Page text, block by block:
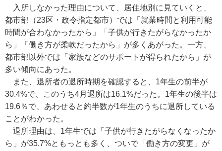
入所しなかった理由について、居住地別に見ていくと、
都市部（23区・政令指定都市）では「就業時間と利用可能
時間が合わなかったから」「子供が行きたがらなかったか
ら」「働き方が柔軟だったから」が多くあがった。一方、
都市部以外では「家族などのサポートが得られたから」が
多い傾向にあった。
また、退所者の退所時期を確認すると、1年生の前半が
30.4%で、このうち4月退所は16.1%だった。1年生の後半は
19.6％で、あわせると約半数が1年生のうちに退所している
ことがわかった。
退所理由は、1年生では「子供が行きたがらなくなったか
ら」が35.7%ともっとも多く、ついで「働き方の変更」が